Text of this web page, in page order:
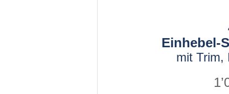
Einhebel-
mit Trim,